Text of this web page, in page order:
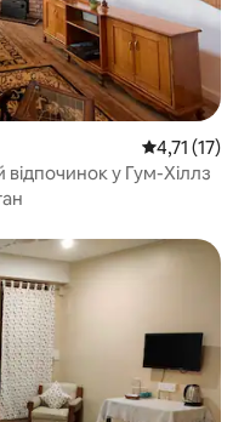
Середня
4,71 (17)
у Гум-Хіллз